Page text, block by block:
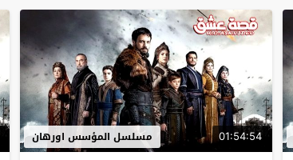
01:54:54 مسلسل المؤسس اورهان